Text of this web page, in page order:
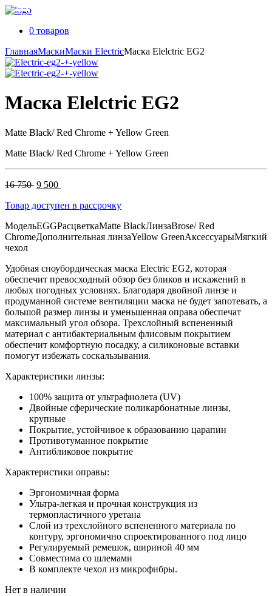
0 товаров
ГлавнаяМаскиМаски ElectricМаска Elelctric EG2
Маска Elelctric EG2
Matte Black/ Red Chrome + Yellow Green
Matte Black/ Red Chrome + Yellow Green
16 750 Первоначальная
составляла
750 .
9 500
9
Товар доступен в рассрочку
МодельEGGРасцветкаMatte BlackЛинзаBrose/ Red
ChromeДополнительная линзаYellow GreenАксессуарыМягкий
чехол
Удобная сноубордическая маска Electric EG2, которая
обеспечит превосходный обзор без бликов и искажений в
любых погодных условиях. Благодаря двойной линзе и
продуманной системе вентиляции маска не будет запотевать, а
большой размер линзы и уменьшенная оправа обеспечат
максимальный угол обзора. Трехслойный вспененный
материал с антибактериальным флисовым покрытием
обеспечит комфортную посадку, а силиконовые вставки
помогут избежать соскальзывания.
Характеристики линзы:
100% защита от ультрафиолета (UV)
Двойные сферические поликарбонатные линзы,
крупные
Покрытие, устойчивое к образованию царапин
Противотуманное покрытие
Антибликовое покрытие
Характеристики оправы:
Эргономичная форма
Ультра-легкая и прочная конструкция из
термопластичного уретана
Слой из трехслойного вспененного материала по
контуру, эргономично спроектированного под лицо
Регулируемый ремешок, шириной 40 мм
Совместима со шлемами
В комплекте чехол из микрофибры.
Нет в наличии